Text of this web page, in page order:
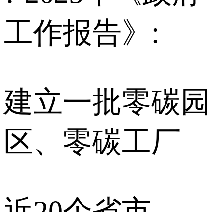
工作报告》:
建立一批零碳园
区、零碳工厂